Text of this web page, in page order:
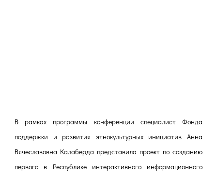
В рамках программы конференции специалист Фонда
поддержки и развития этнокультурных инициатив Анна
Вячеславовна Калаберда представила проект по созданию
первого в Республике интерактивного информационного